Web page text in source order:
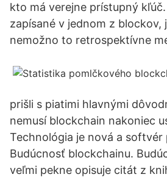
kto má verejne prístupný
zapísané v jednom z blockov,
nemožno to retrospektívne
prišli s piatimi hlavnými
nemusí blockchain nakoniec
Technológia je nová a softvér
Budúcnosť blockchainu.
veľmi pekne opisuje citát z